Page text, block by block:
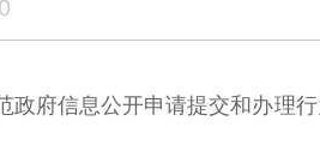
信息公开申请提交和办理